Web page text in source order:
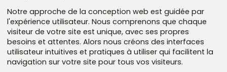
direction solide pour atteindre vos objectifs de
communication et rendre votre marque intemporelle,
inébranlable et mémorable.
Comptez sur Lumea pour ancrer votre marque dans
l'esprit de vos clients et vous démarquer de la
racontent une histoire, marquent les esprits et se
démarquent de la concurrence, c'est justement notre
signature. Nous travaillons avec vous pour comprendre
vos objectifs et vos aspirations pour que l'image de
votre marque soit fidèle à votre entreprise et à son
parcours.
Notre approche de la conception web est guidée par
l'expérience utilisateur. Nous comprenons que chaque
visiteur de votre site est unique, avec ses propres
besoins et attentes. Alors nous créons des interfaces
utilisateur intuitives et pratiques à utiliser qui facilitent la
navigation sur votre site pour tous vos visiteurs.